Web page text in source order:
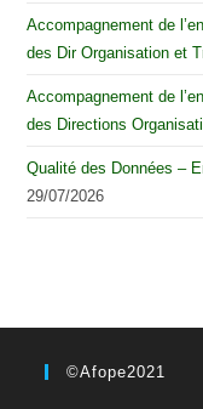
Accompagnement de
des Dir Organisation et
Accompagnement de
des Directions
Qualité des Données –
29/07/2026
©Afope2021